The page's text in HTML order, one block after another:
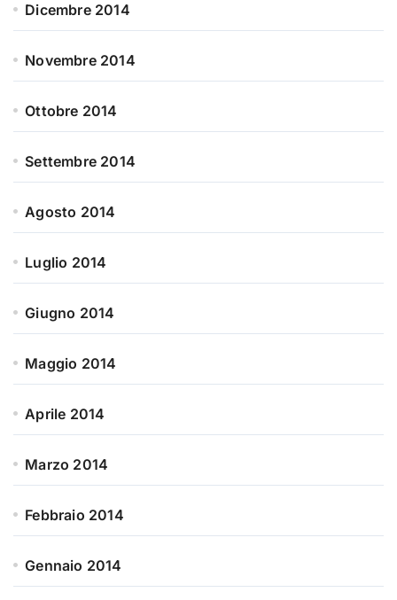
Dicembre 2014
Novembre 2014
Ottobre 2014
Settembre 2014
Agosto 2014
Luglio 2014
Giugno 2014
Maggio 2014
Aprile 2014
Marzo 2014
Febbraio 2014
Gennaio 2014